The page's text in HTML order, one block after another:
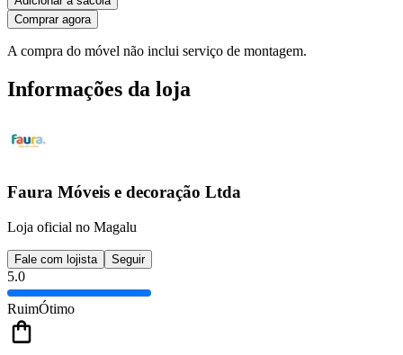
Comprar agora
A compra do móvel não inclui serviço de montagem.
Informações da loja
Faura Móveis e decoração Ltda
Loja oficial no Magalu
Fale com lojista Seguir
5.0
RuimÓtimo